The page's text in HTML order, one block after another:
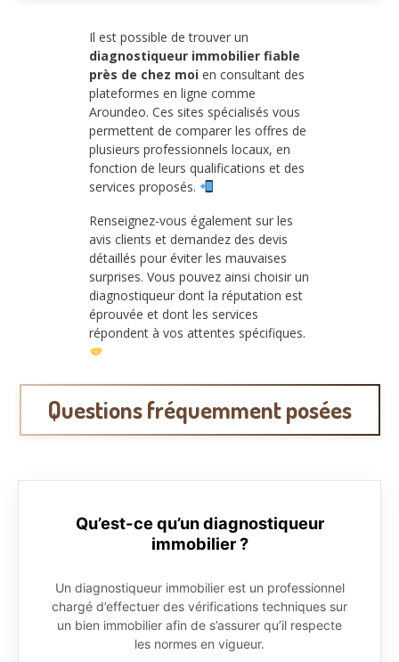
Il est possible de trouver un
diagnostiqueur immobilier fiable
près de chez moi en consultant des
plateformes en ligne comme
Aroundeo. Ces sites spécialisés vous
permettent de comparer les offres de
plusieurs professionnels locaux, en
fonction de leurs qualifications et des
services proposés.
Renseignez-vous également sur les
avis clients et demandez des devis
détaillés pour éviter les mauvaises
surprises. Vous pouvez ainsi choisir un
diagnostiqueur dont la réputation est
éprouvée et dont les services
répondent à vos attentes spécifiques.
Questions fréquemment posées
Qu’est-ce qu’un diagnostiqueur
immobilier ?
Un diagnostiqueur immobilier est un professionnel
chargé d’effectuer des vérifications techniques sur
un bien immobilier afin de s’assurer qu’il respecte
les normes en vigueur.